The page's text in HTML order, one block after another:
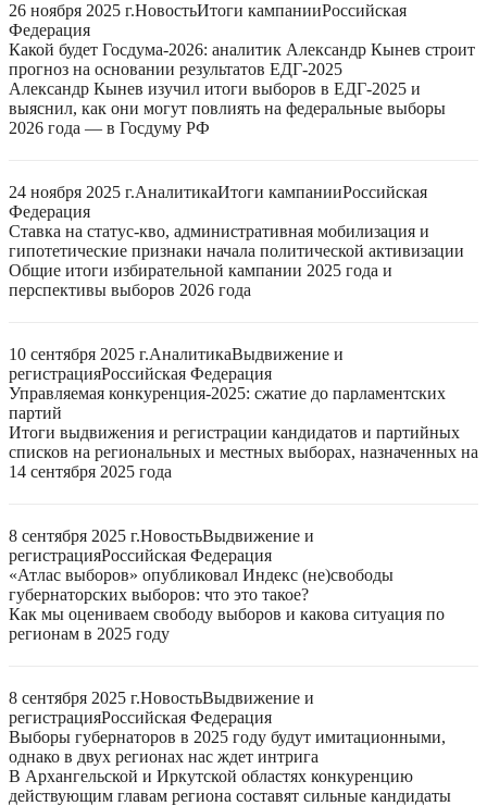
26 ноября 2025 г.НовостьИтоги кампанииРоссийская
Федерация
Какой будет Госдума-2026: аналитик Александр Кынев строит
прогноз на основании результатов ЕДГ-2025
Александр Кынев изучил итоги выборов в ЕДГ-2025 и
выяснил, как они могут повлиять на федеральные выборы
2026 года — в Госдуму РФ
24 ноября 2025 г.АналитикаИтоги кампанииРоссийская
Федерация
Ставка на статус-кво, административная мобилизация и
гипотетические признаки начала политической активизации
Общие итоги избирательной кампании 2025 года и
перспективы выборов 2026 года
10 сентября 2025 г.АналитикаВыдвижение и
регистрацияРоссийская Федерация
Управляемая конкуренция-2025: сжатие до парламентских
партий
Итоги выдвижения и регистрации кандидатов и партийных
списков на региональных и местных выборах, назначенных на
14 сентября 2025 года
8 сентября 2025 г.НовостьВыдвижение и
регистрацияРоссийская Федерация
«Атлас выборов» опубликовал Индекс (не)свободы
губернаторских выборов: что это такое?
Как мы оцениваем свободу выборов и какова ситуация по
регионам в 2025 году
8 сентября 2025 г.НовостьВыдвижение и
регистрацияРоссийская Федерация
Выборы губернаторов в 2025 году будут имитационными,
однако в двух регионах нас ждет интрига
В Архангельской и Иркутской областях конкуренцию
действующим главам региона составят сильные кандидаты